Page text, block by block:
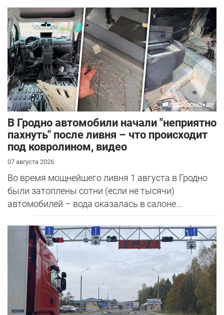
В Гродно автомобили начали "неприятно
пахнуть" после ливня – что происходит
под ковролином, видео
07 августа 2026
Во время мощнейшего ливня 1 августа в Гродно
были затоплены сотни (если не тысячи)
автомобилей – вода оказалась в салоне...